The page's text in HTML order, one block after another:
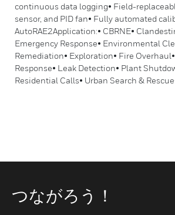
continuous data logging• Field-
sensor, and PID fan• Fully automated
AutoRAE2Application:• CBRNE•
Emergency Response• Environmental
Remediation• Exploration• Fire
Response• Leak Detection• Plant
Residential Calls• Urban Search &
つながろう！